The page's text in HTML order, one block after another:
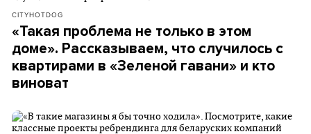
CITYHOTDOG
«Такая проблема не только в этом
доме». Рассказываем, что случилось с
квартирами в «Зеленой гавани» и кто
виноват